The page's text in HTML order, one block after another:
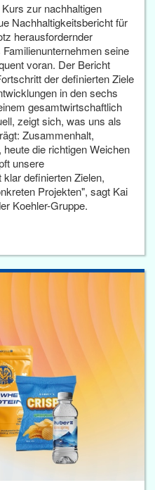
zur nachhaltigen
Nachhaltigkeitsbericht für
herausfordernder
seine
voran. Der Bericht
der definierten Ziele
in den sechs
gesamtwirtschaftlich
zeigt sich, was uns als
Zusammenhalt,
die richtigen Weichen
unsere
definierten Zielen,
Projekten", sagt Kai
Koehler-Gruppe.